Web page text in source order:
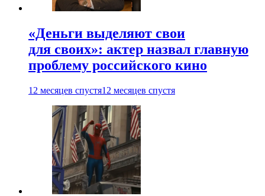
«Деньги выделяют свои
для своих»: актер назвал главную
проблему российского кино
12 месяцев спустя12 месяцев спустя